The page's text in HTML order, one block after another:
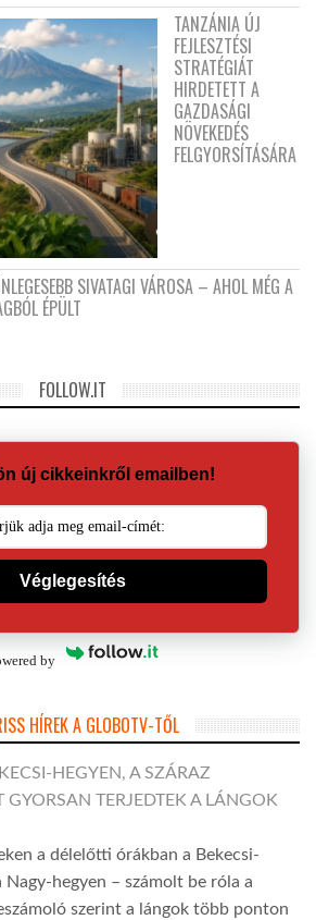
TANZÁNIA ÚJ
FEJLESZTÉSI
STRATÉGIÁT
HIRDETETT A
GAZDASÁGI
NÖVEKEDÉS
FELGYORSÍTÁSÁRA
SIVATAGI VÁROSA – AHOL MÉG A
ÉPÜLT
FOLLOW.IT
új cikkeinkről emailben!
Véglegesítés
by
HÍREK A GLOBOTV-TŐL
HEGYEN, A SZÁRAZ
GYORSAN TERJEDTEK A LÁNGOK
a délelőtti órákban a Bekecsi-
Nagy-hegyen – számolt be róla a
szerint a lángok több ponton